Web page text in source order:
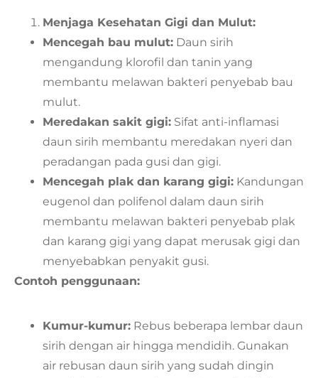
Menjaga Kesehatan Gigi dan Mulut:
Mencegah bau mulut: Daun sirih
mengandung klorofil dan tanin yang
membantu melawan bakteri penyebab bau
mulut.
Meredakan sakit gigi: Sifat anti-inflamasi
daun sirih membantu meredakan nyeri dan
peradangan pada gusi dan gigi.
Mencegah plak dan karang gigi: Kandungan
eugenol dan polifenol dalam daun sirih
membantu melawan bakteri penyebab plak
dan karang gigi yang dapat merusak gigi dan
menyebabkan penyakit gusi.
Contoh penggunaan:
Kumur-kumur: Rebus beberapa lembar daun
sirih dengan air hingga mendidih. Gunakan
air rebusan daun sirih yang sudah dingin